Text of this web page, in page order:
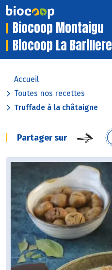
Biocoop Montaigu
Biocoop La Barillere
Accueil
Toutes nos recettes
Truffade à la châtaigne
Partager sur